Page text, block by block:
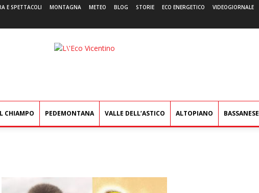
E SPETTACOLI MONTAGNA METEO BLOG STORIE ECO ENERGETICO VIDEOGIORNALE
L'Eco
CHIAMPO PEDEMONTANA VALLE DELL’ASTICO ALTOPIANO BASSANESE